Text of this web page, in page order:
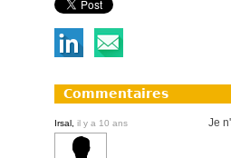
Commentaires
Irsal, il y a 10 ans Je